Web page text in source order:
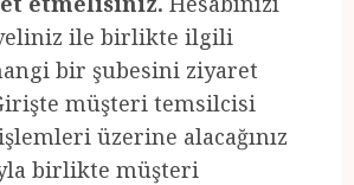
ile birlikte ilgili
bir şubesini ziyaret
müşteri temsilcisi
üzerine alacağınız
birlikte müşteri